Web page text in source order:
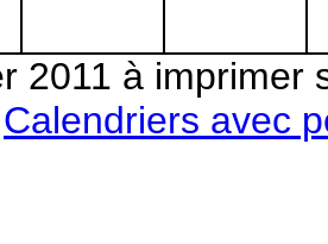
2011 à imprimer
Calendriers avec